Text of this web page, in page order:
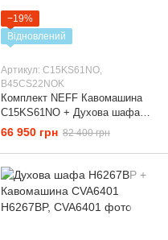
−19%
Відновлений
Артикул: C15KS61NO,
B45CS22NOK
Комплект NEFF Кавомашина
C15KS61NO + Духова шафа
B45CS22NOK
66 950 грн 82 400 грн